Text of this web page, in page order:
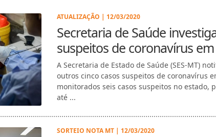
ATUALIZAÇÃO | 12/03/2020
Secretaria de Saúde
suspeitos de coronavírus
A Secretaria de Estado de Saúde (SES-MT)
outros cinco casos suspeitos de coronavírus
monitorados seis casos suspeitos no estado,
até ...
SORTEIO NOTA MT | 12/03/2020